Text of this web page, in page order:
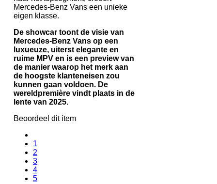
Mercedes-Benz Vans een unieke
eigen klasse.
De showcar toont de visie van
Mercedes-Benz Vans op een
luxueuze, uiterst elegante en
ruime MPV en is een preview van
de manier waarop het merk aan
de hoogste klanteneisen zou
kunnen gaan voldoen. De
wereldpremière vindt plaats in de
lente van 2025.
Beoordeel dit item
1
2
3
4
5